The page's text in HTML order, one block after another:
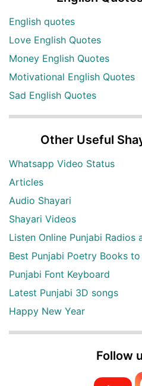
English quotes
Love English Quotes
Money English Quotes
Motivational English Quotes
Sad English Quotes
Other Useful
Whatsapp Video Status
Articles
Audio Shayari
Shayari Videos
Listen Online Punjabi Radios
Best Punjabi Poetry Books to
Punjabi Font Keyboard
Latest Punjabi 3D songs
Happy New Year
Follow